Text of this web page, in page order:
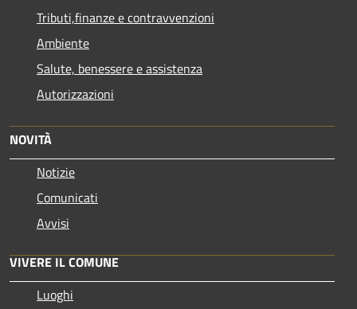
Tributi,finanze e contravvenzioni
Ambiente
Salute, benessere e assistenza
Autorizzazioni
NOVITÀ
Notizie
Comunicati
Avvisi
VIVERE IL COMUNE
Luoghi